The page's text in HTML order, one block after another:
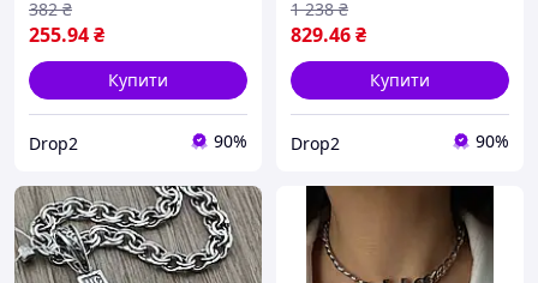
255.94₴
382 ₴
Купити
Drop2 90%
drop
829.46₴
1 238 ₴
Купити
Drop2 90%